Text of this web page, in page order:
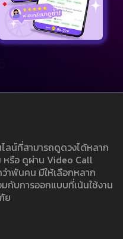
น์ที่สามารถดูดวงได้หลาก
รือ ดูผ่าน Video Call
พันคน มีให้เลือกหลาก
กับการออกแบบที่เน้นใช้งาน
ย